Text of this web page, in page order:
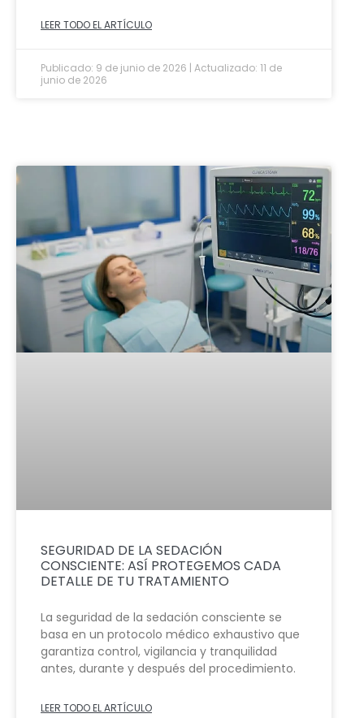
LEER TODO EL ARTÍCULO
Publicado: 9 de junio de 2026 | Actualizado: 11 de
junio de 2026
SEGURIDAD DE LA SEDACIÓN
CONSCIENTE: ASÍ PROTEGEMOS CADA
DETALLE DE TU TRATAMIENTO
La seguridad de la sedación consciente se
basa en un protocolo médico exhaustivo que
garantiza control, vigilancia y tranquilidad
antes, durante y después del procedimiento.
LEER TODO EL ARTÍCULO